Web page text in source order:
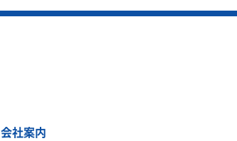
会社案内